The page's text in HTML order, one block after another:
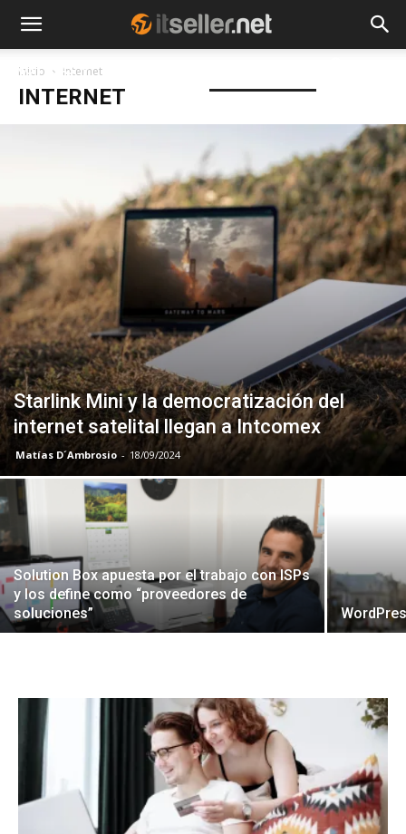
NOTICIAS
Inicio Internet
INTERNET
Starlink Mini y la democratización del
internet satelital llegan a Intcomex
Matías D´Ambrosio - 18/09/2024
Solution Box apuesta por el trabajo con ISPs
y los define como “proveedores de
soluciones”